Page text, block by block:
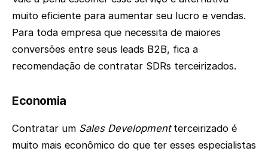
muito eficiente para aumentar seu lucro e vendas.
Para toda empresa que necessita de maiores
conversões entre seus leads B2B, fica a
recomendação de contratar SDRs terceirizados.
Economia
‌Contratar um Sales Developmentterceirizado é
muito mais econômico do que ter esses especialistas